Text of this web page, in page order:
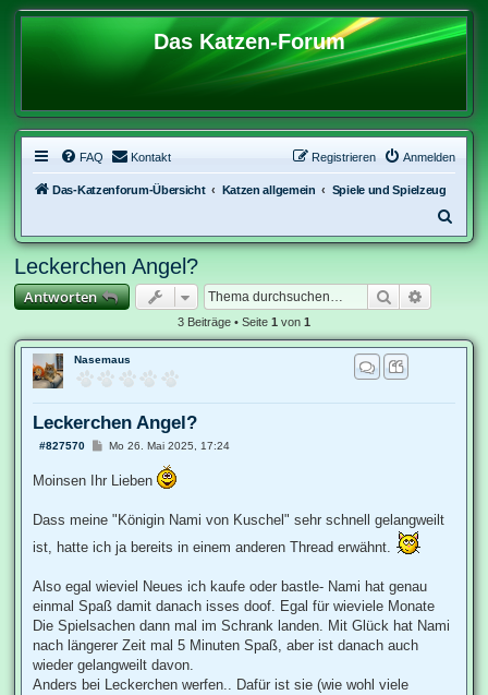
Das Katzen-Forum
FAQ Kontakt Anmelden
Registrieren
Das-Katzenforum-Übersicht Katzen allgemein
Spiele und Spielzeug
u
Leckerchen Angel?
Antworten Suche
3 Beiträge • Seite 1 von 1
Nasemaus
Leckerchen Angel?
#827570
B
t
g
Mo 26. Mai 2025, 17:24
Moinsen Ihr Lieben
Dass meine "Königin Nami von Kuschel" sehr schnell gelangweilt
ist, hatte ich ja bereits in einem anderen Thread erwähnt.
Also egal wieviel Neues ich kaufe oder bastle- Nami hat genau
einmal Spaß damit danach isses doof. Egal für wieviele Monate
Die Spielsachen dann mal im Schrank landen. Mit Glück hat Nami
nach längerer Zeit mal 5 Minuten Spaß, aber ist danach auch
wieder gelangweilt davon.
Anders bei Leckerchen werfen.. Dafür ist sie (wie wohl viele